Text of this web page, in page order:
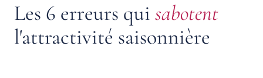
Les 6 erreurs qui sabotent
l'attractivité saisonnière